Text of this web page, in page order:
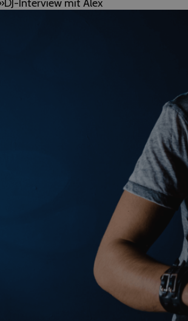
DJ-Interview mit Alex